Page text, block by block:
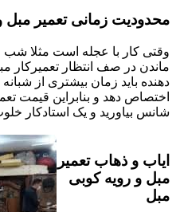
محدودیت زمانی تعمیر مبل
وقتی کار با عجله است مثلا شب
ماندن در صف انتظار
دهنده باید زمان بیشتری از
اختصاص دهد و بنابراین قیمت
شانس بیاورید و یک استادکار
ایاب و ذهاب تعمیر
مبل و رویه کوبی
مبل